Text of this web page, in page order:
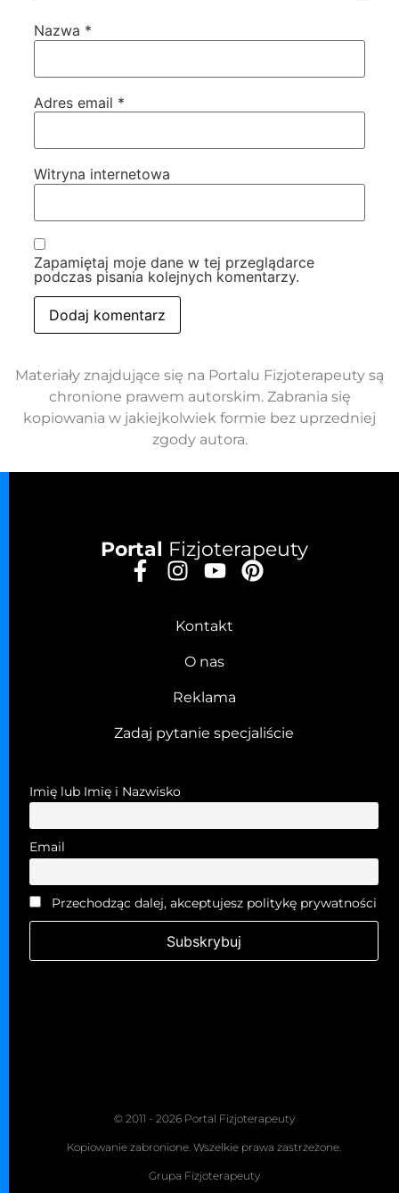
Nazwa *
Adres email *
Witryna internetowa
Zapamiętaj moje dane w tej przeglądarce
podczas pisania kolejnych komentarzy.
Materiały znajdujące się na Portalu Fizjoterapeuty są
chronione prawem autorskim. Zabrania się
kopiowania w jakiejkolwiek formie bez uprzedniej
zgody autora.
Portal Fizjoterapeuty
Kontakt
O nas
Reklama
Zadaj pytanie specjaliście
Imię lub Imię i Nazwisko
Email
Przechodząc dalej, akceptujesz politykę prywatności
© 2011 - 2026 Portal Fizjoterapeuty
Kopiowanie zabronione. Wszelkie prawa zastrzeżone.
Grupa Fizjoterapeuty